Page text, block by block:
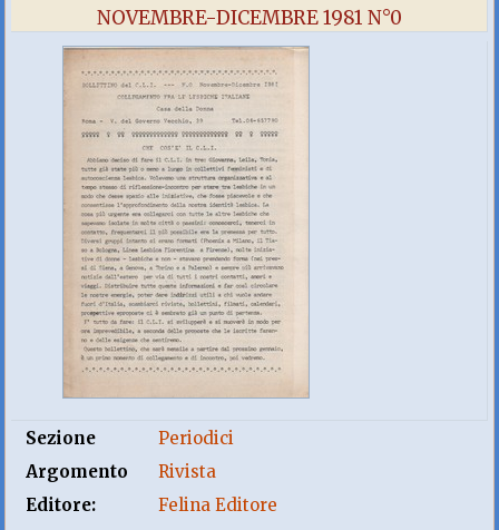
NOVEMBRE-DICEMBRE 1981 N°0
Sezione
Periodici
Argomento
Rivista
Editore:
Felina Editore